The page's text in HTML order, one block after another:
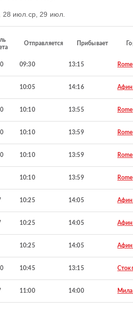
28 июл. ср, 29 июл.
Отправляется Прибывает
09:30 13:15 Rome
10:05 14:16
10:10 13:55 Rome
10:10 13:59 Rome
10:10 13:59 Rome
10:10 13:59 Rome
10:25 14:05
10:25 14:05
10:25 14:05
10:45 13:15
11:00 14:00